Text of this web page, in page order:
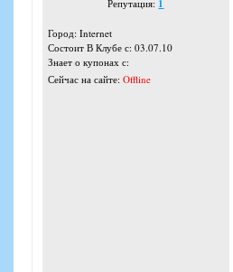
Репутация: 1
Город: Internet
Состоит В Клубе с: 03.07.10
Знает о купонах с:
Сейчас на сайте: Offline